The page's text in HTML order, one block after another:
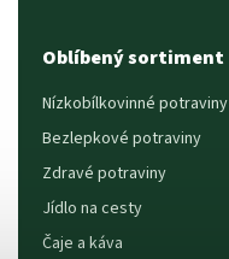
Oblíbený sortiment
Nízkobílkovinné potraviny
Bezlepkové potraviny
Zdravé potraviny
Jídlo na cesty
Čaje a káva